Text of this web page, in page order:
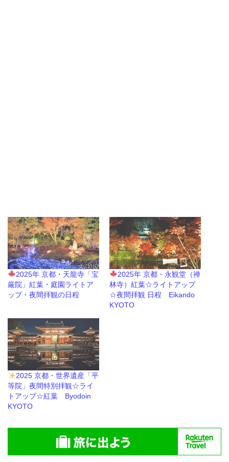
2025年 京都・天龍寺「宝
厳院」紅葉・庭園ライトア
ップ・夜間拝観の日程
2025年 京都・永観堂（禅
林寺）紅葉☆ライトアップ
☆夜間拝観 日程 Eikando
KYOTO
2025 京都・世界遺産「平
等院」夜間特別拝観☆ライ
トアップ☆紅葉 Byodoin
KYOTO